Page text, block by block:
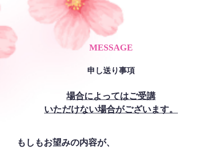
MESSAGE
申し送り事項
場合によってはご受講
いただけない場合がございます。
もしもお望みの内容が、